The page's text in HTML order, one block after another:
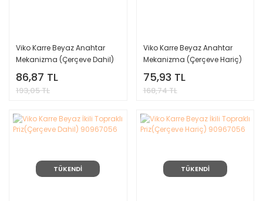
Viko Karre Beyaz Anahtar
Mekanizma (Çerçeve Dahil)
90967001
86,87 TL
193,05 TL
Viko Karre Beyaz Anahtar
Mekanizma (Çerçeve Hariç)
90967001
75,93 TL
168,74 TL
TÜKENDİ TÜKENDİ